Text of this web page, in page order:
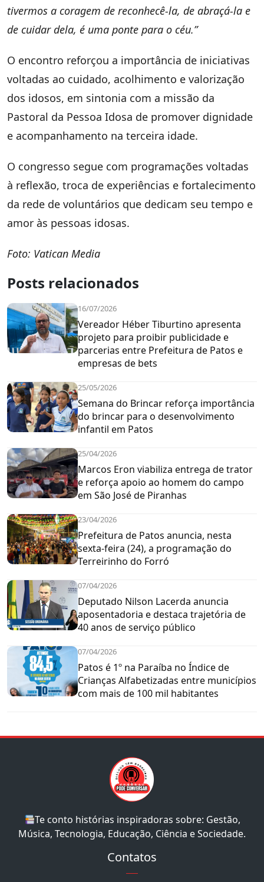
tivermos a coragem de reconhecê-la, de abraçá-la e
de cuidar dela, é uma ponte para o céu.”
O encontro reforçou a importância de iniciativas
voltadas ao cuidado, acolhimento e valorização
dos idosos, em sintonia com a missão da
Pastoral da Pessoa Idosa de promover dignidade
e acompanhamento na terceira idade.
O congresso segue com programações voltadas
à reflexão, troca de experiências e fortalecimento
da rede de voluntários que dedicam seu tempo e
amor às pessoas idosas.
Foto: Vatican Media
Posts relacionados
16/07/2026
Vereador Héber Tiburtino apresenta
projeto para proibir publicidade e
parcerias entre Prefeitura de Patos e
empresas de bets
25/05/2026
Semana do Brincar reforça importância
do brincar para o desenvolvimento
infantil em Patos
25/04/2026
Marcos Eron viabiliza entrega de trator
e reforça apoio ao homem do campo
em São José de Piranhas
23/04/2026
Prefeitura de Patos anuncia, nesta
sexta-feira (24), a programação do
Terreirinho do Forró
07/04/2026
Deputado Nilson Lacerda anuncia
aposentadoria e destaca trajetória de
40 anos de serviço público
07/04/2026
Patos é 1º na Paraíba no Índice de
Crianças Alfabetizadas entre municípios
com mais de 100 mil habitantes
Te conto histórias inspiradoras sobre: Gestão,
Música, Tecnologia, Educação, Ciência e Sociedade.
Contatos